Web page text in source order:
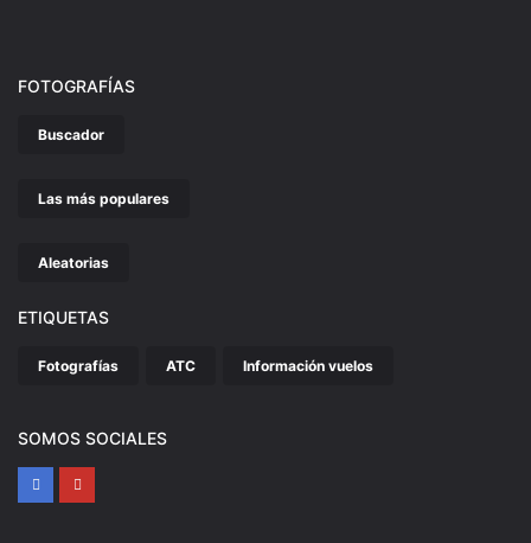
FOTOGRAFÍAS
Buscador
Las más populares
Aleatorias
ETIQUETAS
Fotografías ATC Información vuelos
SOMOS SOCIALES